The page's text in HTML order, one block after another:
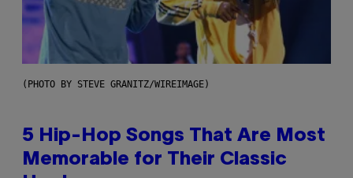
(PHOTO BY STEVE GRANITZ/WIREIMAGE)
5 Hip-Hop Songs That Are Most
Memorable for Their Classic